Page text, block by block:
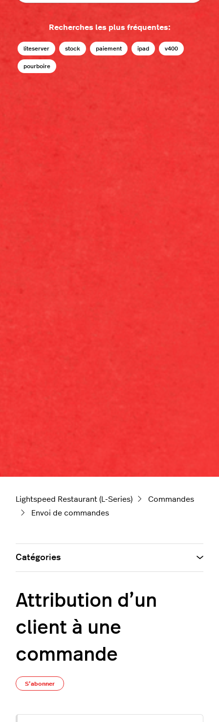
Recherches les plus fréquentes:
liteserver stock paiement ipad v400
pourboire
Lightspeed Restaurant (L-Series)
Commandes
Envoi de commandes
Attribution d’un
client à une
commande
S’abonner
Catégories